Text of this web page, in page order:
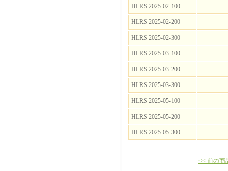
HLRS 2025-02-100
HLRS 2025-02-200
HLRS 2025-02-300
HLRS 2025-03-100
HLRS 2025-03-200
HLRS 2025-03-300
HLRS 2025-05-100
HLRS 2025-05-200
HLRS 2025-05-300
<< 前の商